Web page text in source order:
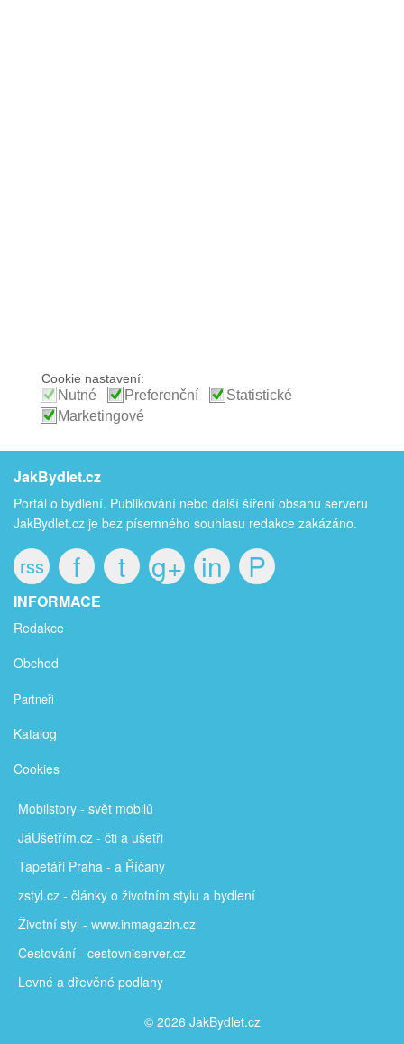
JakBydlet.cz
Portál o bydlení. Publikování nebo další šíření obsahu serveru
JakBydlet.cz je bez písemného souhlasu redakce zakázáno.
rss f t g+ in P
INFORMACE
Redakce
Obchod
Partneři
Katalog
Cookies
Mobilstory - svět mobilů
JáUšetřím.cz - čti a ušetři
Tapetáři Praha - a Říčany
zstyl.cz - články o životním stylu a bydlení
Životní styl - www.inmagazin.cz
Cestování - cestovniserver.cz
Levné a dřevěné podlahy
© 2026 JakBydlet.cz
Cookie nastavení:
Nutné Preferenční
Statistické
Marketingové